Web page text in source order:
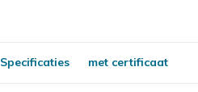
Specificaties met certificaat